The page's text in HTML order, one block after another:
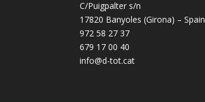
C/Puigpalter s/n
17820 Banyoles (Girona) – Spain
972 58 27 37
679 17 00 40
info@d-tot.cat